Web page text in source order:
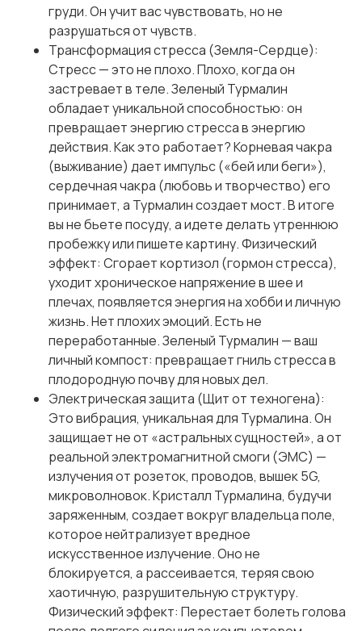
груди. Он учит вас чувствовать, но не
разрушаться от чувств.
Трансформация стресса (Земля-Сердце):
Стресс — это не плохо. Плохо, когда он
застревает в теле. Зеленый Турмалин
обладает уникальной способностью: он
превращает энергию стресса в энергию
действия. Как это работает? Корневая чакра
(выживание) дает импульс («бей или беги»),
сердечная чакра (любовь и творчество) его
принимает, а Турмалин создает мост. В итоге
вы не бьете посуду, а идете делать утреннюю
пробежку или пишете картину. Физический
эффект: Сгорает кортизол (гормон стресса),
уходит хроническое напряжение в шее и
плечах, появляется энергия на хобби и личную
жизнь. Нет плохих эмоций. Есть не
переработанные. Зеленый Турмалин — ваш
личный компост: превращает гниль стресса в
плодородную почву для новых дел.
Электрическая защита (Щит от техногена):
Это вибрация, уникальная для Турмалина. Он
защищает не от «астральных сущностей», а от
реальной электромагнитной смоги (ЭМС) —
излучения от розеток, проводов, вышек 5G,
микроволновок. Кристалл Турмалина, будучи
заряженным, создает вокруг владельца поле,
которое нейтрализует вредное
искусственное излучение. Оно не
блокируется, а рассеивается, теряя свою
хаотичную, разрушительную структуру.
Физический эффект: Перестает болеть голова